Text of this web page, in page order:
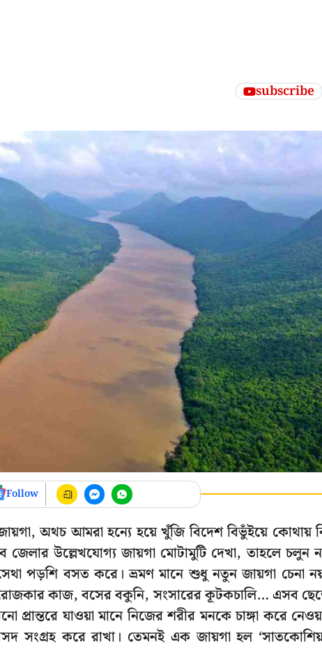
subscribe
Follow
অথচ আমরা হন্যে হয়ে খুঁজি বিদেশ বিভুঁইয়ে কোথায়
জেলার উল্লেখযোগ্য জায়গা মোটামুটি দেখা, তাহলে চলুন
পড়শি বসত করে। ভ্রমণ মানে শুধু নতুন জায়গা চেনা
কাজ, বসের বকুনি, সংসারের কূটকচালি… এসব
যাওয়া মানে নিজের শরীর মনকে চাঙ্গা করে
সংগ্রহ করে রাখা। তেমনই এক জায়গা হল